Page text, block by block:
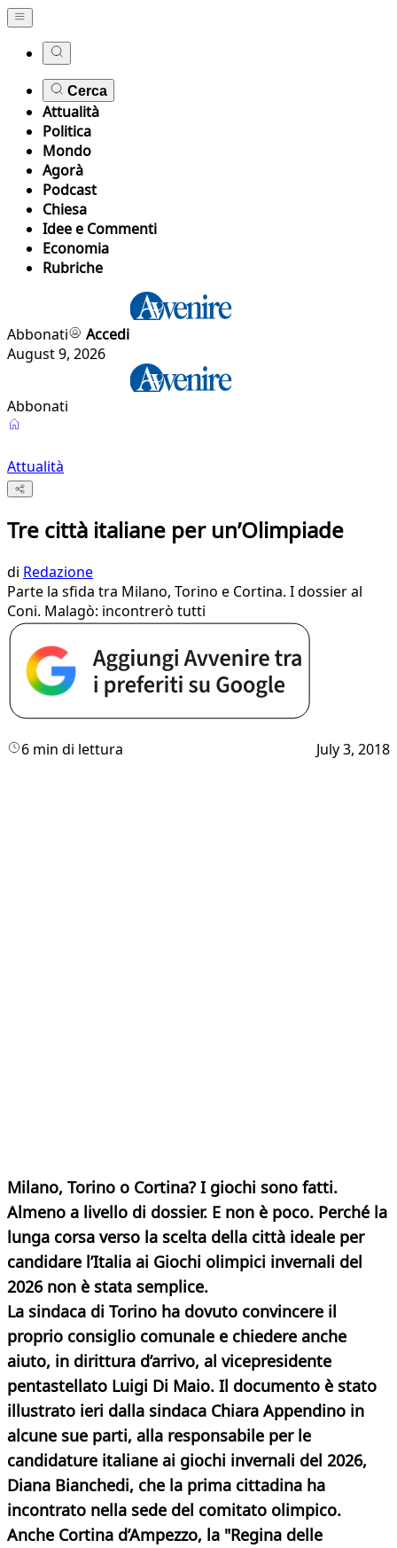
Cerca
Attualità
Politica
Mondo
Agorà
Podcast
Chiesa
Idee e Commenti
Economia
Rubriche
Abbonati
Accedi
August 9, 2026
Abbonati
Attualità
Tre città italiane per un’Olimpiade
di Redazione
Parte la sfida tra Milano, Torino e Cortina. I dossier al
Coni. Malagò: incontrerò tutti
6 min di lettura July 3, 2018
Milano, Torino o Cortina? I giochi sono fatti.
Almeno a livello di dossier. E non è poco. Perché la
lunga corsa verso la scelta della città ideale per
candidare l’Italia ai Giochi olimpici invernali del
2026 non è stata semplice.
La sindaca di Torino ha dovuto convincere il
proprio consiglio comunale e chiedere anche
aiuto, in dirittura d’arrivo, al vicepresidente
pentastellato Luigi Di Maio. Il documento è stato
illustrato ieri dalla sindaca Chiara Appendino in
alcune sue parti, alla responsabile per le
candidature italiane ai giochi invernali del 2026,
Diana Bianchedi, che la prima cittadina ha
incontrato nella sede del comitato olimpico.
Anche Cortina d’Ampezzo, la "Regina delle